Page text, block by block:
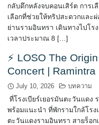
กลับดึกหลังจบคอนเสิร์ต การเ
เลือกที่ช่วยให้ทริปสะดวกและ
ย่านรามอินทรา เดินทางไปโร
เวลาประมาณ 8 […]
⚡ LOSO The
Concert | Ramintra
July 10, 2026 บทความ
ที่โรงเบียร์เยอรมันตะวันแดง
พร้อมแนะนำ ที่พักรามใกล้โรง
ตะวันแดงรามอินทรา สายร็อก